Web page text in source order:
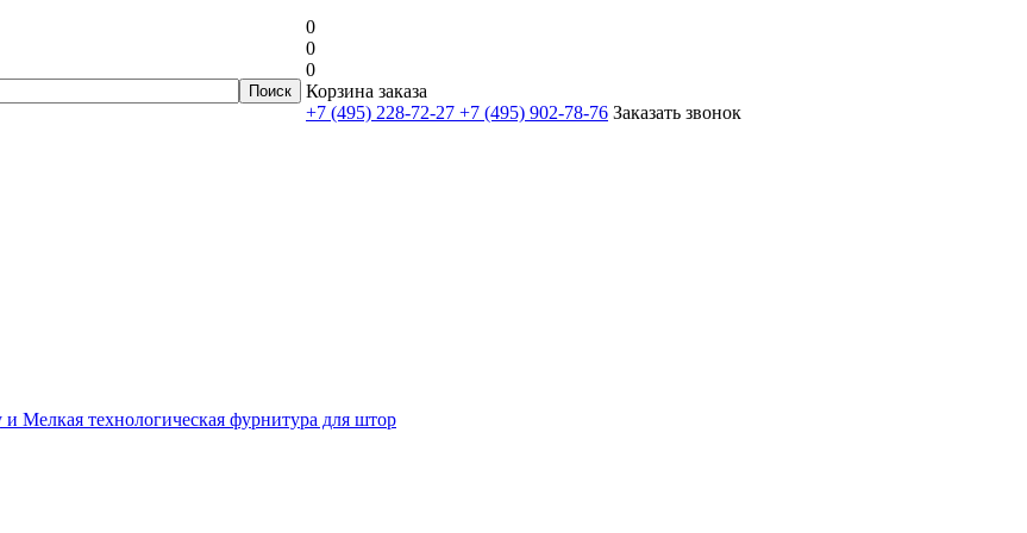
0
0
0
Корзина заказа
+7 (495) 228-72-27 +7 (495) 902-78-76 Заказать звонок
Мелкая технологическая фурнитура для штор